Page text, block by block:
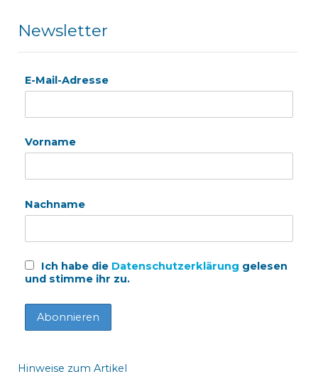
Newsletter
E-Mail-Adresse
Vorname
Nachname
Ich habe die Datenschutzerklärung gelesen
und stimme ihr zu.
Hinweise zum Artikel